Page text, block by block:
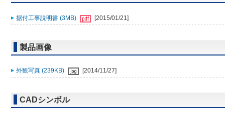
据付工事説明書 (3MB) [2015/01/21]
製品画像
外観写真 (239KB) [2014/11/27]
CADシンボル